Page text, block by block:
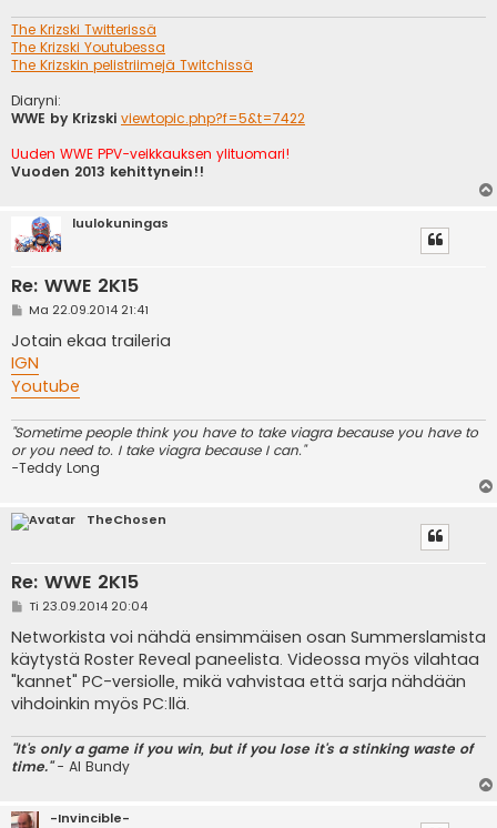
The Krizski Twitterissä
The Krizski Youtubessa
The Krizskin pelistriimejä Twitchissä
Diaryni:
WWE by Krizski viewtopic.php?f=5&t=7422
Uuden WWE PPV-veikkauksen ylituomari!
Vuoden 2013 kehittynein!!
luulokuningas
Re: WWE 2K15
V
e
s
t
i
Ma 22.09.2014 21:41
Jotain ekaa traileria
IGN
Youtube
"Sometime people think you have to take viagra because you have to
or you need to. I take viagra because I can."
-Teddy Long
TheChosen
Re: WWE 2K15
V
e
s
t
i
Ti 23.09.2014 20:04
Networkista voi nähdä ensimmäisen osan Summerslamista
käytystä Roster Reveal paneelista. Videossa myös vilahtaa
"kannet" PC-versiolle, mikä vahvistaa että sarja nähdään
vihdoinkin myös PC:llä.
"It's only a game if you win, but if you lose it's a stinking waste of
time."- Al Bundy
-Invincible-